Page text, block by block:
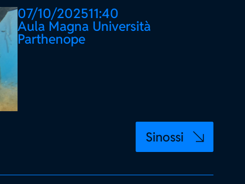
07/10/202511:40
Aula Magna Università
Parthenope
Sinossi